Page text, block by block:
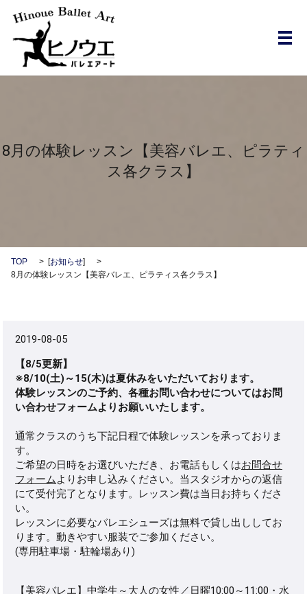
メ
8月の体験レッスン【美容バレエ、ピラティ
ス各クラス】
TOP [お知らせ]
8月の体験レッスン【美容バレエ、ピラティス各クラス】
2019-08-05
【8/5更新】
※8/10(土)～15(木)は夏休みをいただいております。
体験レッスンのご予約、各種お問い合わせについてはお問
い合わせフォームよりお願いいたします。
通常クラスのうち下記日程で体験レッスンを承っておりま
す。
ご希望の日時をお選びいただき、お電話もしくはお問合せ
フォームよりお申し込みください。当スタジオからの返信
にて受付完了となります。レッスン費は当日お持ちくださ
い。
レッスンに必要なバレエシューズは無料で貸し出ししてお
ります。動きやすい服装でご参加ください。
(専用駐車場・駐輪場あり)
【美容バレエ】中学生～大人の女性／日曜10:00～11:00・水